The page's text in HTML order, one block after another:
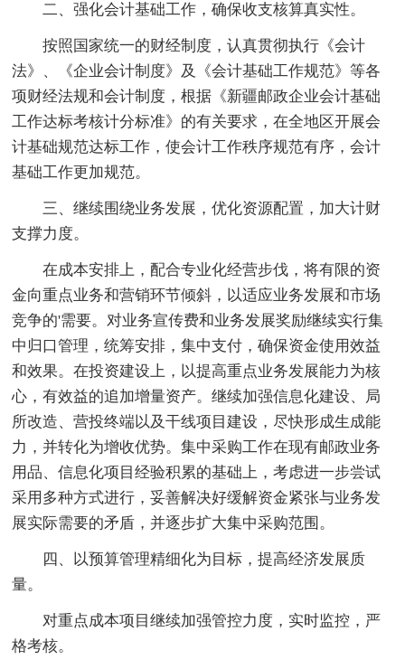
二、强化会计基础工作，确保收支核算真实性。
按照国家统一的财经制度，认真贯彻执行《会计
法》、《企业会计制度》及《会计基础工作规范》等各
项财经法规和会计制度，根据《新疆邮政企业会计基础
工作达标考核计分标准》的有关要求，在全地区开展会
计基础规范达标工作，使会计工作秩序规范有序，会计
基础工作更加规范。
三、继续围绕业务发展，优化资源配置，加大计财
支撑力度。
在成本安排上，配合专业化经营步伐，将有限的资
金向重点业务和营销环节倾斜，以适应业务发展和市场
竞争的'需要。对业务宣传费和业务发展奖励继续实行集
中归口管理，统筹安排，集中支付，确保资金使用效益
和效果。在投资建设上，以提高重点业务发展能力为核
心，有效益的追加增量资产。继续加强信息化建设、局
所改造、营投终端以及干线项目建设，尽快形成生成能
力，并转化为增收优势。集中采购工作在现有邮政业务
用品、信息化项目经验积累的基础上，考虑进一步尝试
采用多种方式进行，妥善解决好缓解资金紧张与业务发
展实际需要的矛盾，并逐步扩大集中采购范围。
四、以预算管理精细化为目标，提高经济发展质
量。
对重点成本项目继续加强管控力度，实时监控，严
格考核。